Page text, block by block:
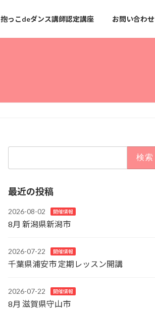
抱っこdeダンス講師認定講座 お問い合わせ
最近の投稿
2026-08-02 開催情報
8月 新潟県新潟市
2026-07-22 開催情報
千葉県浦安市 定期レッスン開講
2026-07-22 開催情報
8月 滋賀県守山市